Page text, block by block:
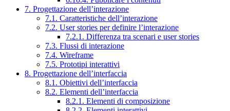
7. Progettazione dell’interazione
7.1. Caratteristiche dell’interazione
7.2. User stories per definire l’interazione
7.2.1. Differenza tra scenari e user stories
7.3. Flussi di interazione
7.4. Wireframe
7.5. Prototipi interattivi
8. Progettazione dell’interfaccia
8.1. Obiettivi dell’interfaccia
8.2. Elementi dell’interfaccia
8.2.1. Elementi di composizione